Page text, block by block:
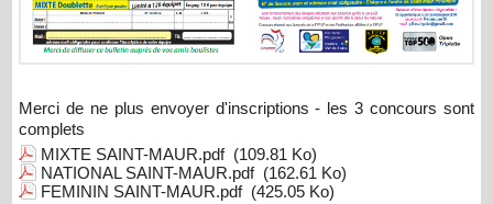
Merci de ne plus envoyer d'inscriptions - les 3 concours sont
complets
MIXTE SAINT-MAUR.pdf (109.81 Ko)
NATIONAL SAINT-MAUR.pdf (162.61 Ko)
FEMININ SAINT-MAUR.pdf (425.05 Ko)